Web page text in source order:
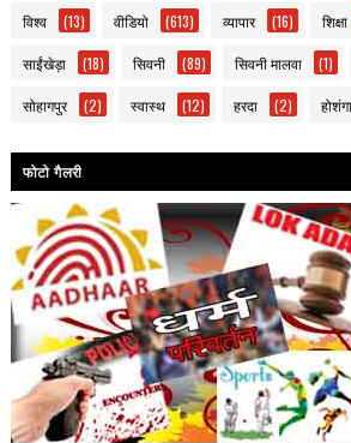
विश्व (13) वीडियो (613) व्यापार (16) शिक्षा
साईंखेड़ा (18) सिवनी (89) सिवनी मालवा (1)
सोहागपुर (2) स्वास्थ (12) हरदा (2)
फोटो गैलरी